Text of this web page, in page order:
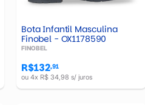
Bota Infantil Masculina
Finobel - OX1178590
FINOBEL
R$132,91
ou 4x R$ 34,98 s/ juros